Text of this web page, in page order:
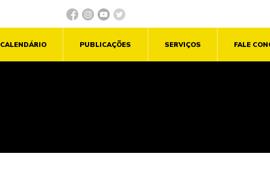
CALENDÁRIO PUBLICAÇÕES SERVIÇOS FALE